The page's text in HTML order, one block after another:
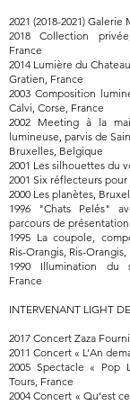
2021 (2018-2021)
2018 Collection
France
2014 Lumière du
Gratien, France
2003 Composition
Calvi, Corse, France
2002 Meeting à la
lumineuse, parvis de
Bruxelles, Belgique
2001 Les silhouettes du
2001 Six réflecteurs
2000 Les planètes,
1996 "Chats Pelés"
parcours de présentation
1995 La coupole,
Ris-Orangis, Ris-Orangis,
1990 Illumination du
France
INTERVENANT LIGHT
2017 Concert Zaza
2011 Concert « L’An
2005 Spectacle « Pop
Tours, France
2004 Concert « Qu’est